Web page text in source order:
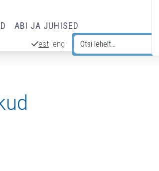
ABI JA JUHISED
est eng